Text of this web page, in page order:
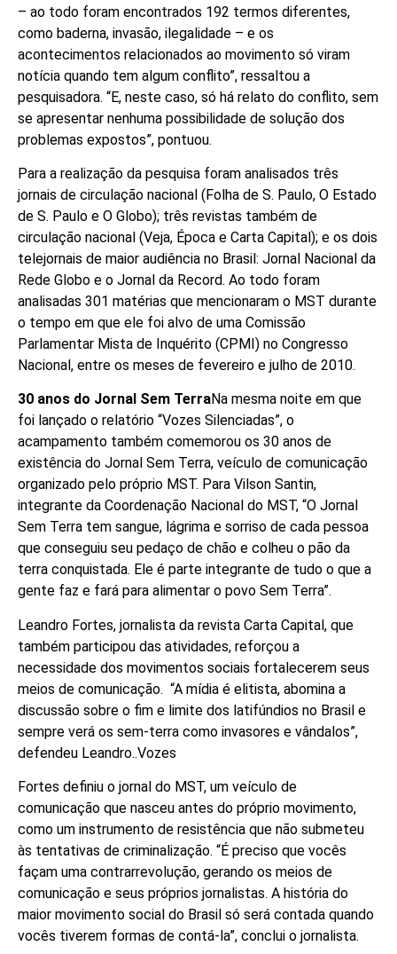
– ao todo foram encontrados 192 termos diferentes,
como baderna, invasão, ilegalidade – e os
acontecimentos relacionados ao movimento só viram
notícia quando tem algum conflito”, ressaltou a
pesquisadora. “E, neste caso, só há relato do conflito, sem
se apresentar nenhuma possibilidade de solução dos
problemas expostos”, pontuou.
Para a realização da pesquisa foram analisados três
jornais de circulação nacional (Folha de S. Paulo, O Estado
de S. Paulo e O Globo); três revistas também de
circulação nacional (Veja, Época e Carta Capital); e os dois
telejornais de maior audiência no Brasil: Jornal Nacional da
Rede Globo e o Jornal da Record. Ao todo foram
analisadas 301 matérias que mencionaram o MST durante
o tempo em que ele foi alvo de uma Comissão
Parlamentar Mista de Inquérito (CPMI) no Congresso
Nacional, entre os meses de fevereiro e julho de 2010.
30 anos do Jornal Sem TerraNa mesma noite em que
foi lançado o relatório “Vozes Silenciadas”, o
acampamento também comemorou os 30 anos de
existência do Jornal Sem Terra, veículo de comunicação
organizado pelo próprio MST. Para Vilson Santin,
integrante da Coordenação Nacional do MST, “O Jornal
Sem Terra tem sangue, lágrima e sorriso de cada pessoa
que conseguiu seu pedaço de chão e colheu o pão da
terra conquistada. Ele é parte integrante de tudo o que a
gente faz e fará para alimentar o povo Sem Terra”.
Leandro Fortes, jornalista da revista Carta Capital, que
também participou das atividades, reforçou a
necessidade dos movimentos sociais fortalecerem seus
meios de comunicação. “A mídia é elitista, abomina a
discussão sobre o fim e limite dos latifúndios no Brasil e
sempre verá os sem-terra como invasores e vândalos”,
defendeu Leandro..Vozes
Fortes definiu o jornal do MST, um veículo de
comunicação que nasceu antes do próprio movimento,
como um instrumento de resistência que não submeteu
às tentativas de criminalização. “É preciso que vocês
façam uma contrarrevolução, gerando os meios de
comunicação e seus próprios jornalistas. A história do
maior movimento social do Brasil só será contada quando
vocês tiverem formas de contá-la”, conclui o jornalista.